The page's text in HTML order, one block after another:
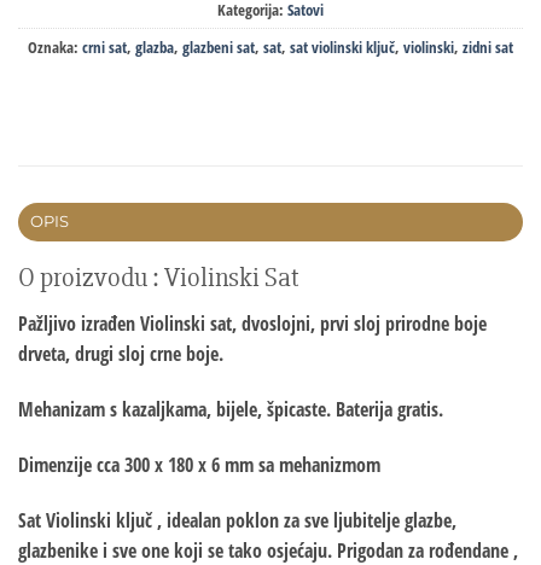
Kategorija: Satovi
Oznaka: crni sat, glazba, glazbeni sat, sat, sat violinski ključ, violinski, zidni sat
OPIS
O proizvodu : Violinski Sat
Pažljivo izrađen Violinski sat, dvoslojni, prvi sloj prirodne boje
drveta, drugi sloj crne boje.
Mehanizam s kazaljkama, bijele, špicaste. Baterija gratis.
Dimenzije cca 300 x 180 x 6 mm sa mehanizmom
Sat Violinski ključ , idealan poklon za sve ljubitelje glazbe,
glazbenike i sve one koji se tako osjećaju. Prigodan za rođendane ,